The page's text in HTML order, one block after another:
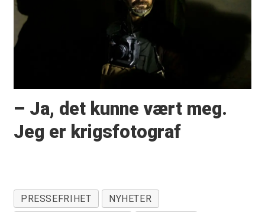
– Ja, det kunne vært meg.
Jeg er krigsfotograf
PRESSEFRIHET
NYHETER